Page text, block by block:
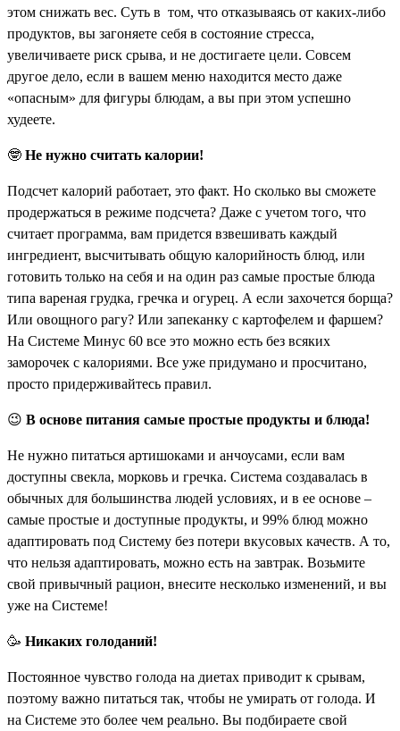
этом снижать вес. Суть в том, что отказываясь от каких-либо
продуктов, вы загоняете себя в состояние стресса,
увеличиваете риск срыва, и не достигаете цели. Совсем
другое дело, если в вашем меню находится место даже
«опасным» для фигуры блюдам, а вы при этом успешно
худеете.
🤓 Не нужно считать калории!
Подсчет калорий работает, это факт. Но сколько вы сможете
продержаться в режиме подсчета? Даже с учетом того, что
считает программа, вам придется взвешивать каждый
ингредиент, высчитывать общую калорийность блюд, или
готовить только на себя и на один раз самые простые блюда
типа вареная грудка, гречка и огурец. А если захочется борща?
Или овощного рагу? Или запеканку с картофелем и фаршем?
На Системе Минус 60 все это можно есть без всяких
заморочек с калориями. Все уже придумано и просчитано,
просто придерживайтесь правил.
😉 В основе питания самые простые продукты и блюда!
Не нужно питаться артишоками и анчоусами, если вам
доступны свекла, морковь и гречка. Система создавалась в
обычных для большинства людей условиях, и в ее основе –
самые простые и доступные продукты, и 99% блюд можно
адаптировать под Систему без потери вкусовых качеств. А то,
что нельзя адаптировать, можно есть на завтрак. Возьмите
свой привычный рацион, внесите несколько изменений, и вы
уже на Системе!
🥳 Никаких голоданий!
Постоянное чувство голода на диетах приводит к срывам,
поэтому важно питаться так, чтобы не умирать от голода. И
на Системе это более чем реально. Вы подбираете свой